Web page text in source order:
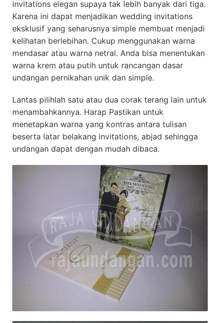
invitations elegan supaya tak lebih banyak dari tiga.
Karena ini dapat menjadikan wedding invitations
eksklusif yang seharusnya simple membuat menjadi
kelihatan berlebihan. Cukup menggunakan warna
mendasar atau warna netral. Anda bisa menentukan
warna krem atau putih untuk rancangan dasar
undangan pernikahan unik dan simple.
Lantas pilihlah satu atau dua corak terang lain untuk
menambahkannya. Harap Pastikan untuk
menetapkan warna yang kontras antara tulisan
beserta latar belakang invitations, abjad sehingga
undangan dapat dengan mudah dibaca.